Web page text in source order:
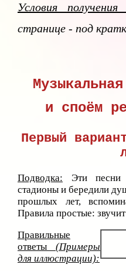
Условия
странице - под
и споём
Первый
Подводка: Эти песни
стадионы и бередили
прошлых лет,
Правила простые:
Правильные
ответы (Примеры
для иллюстрации):